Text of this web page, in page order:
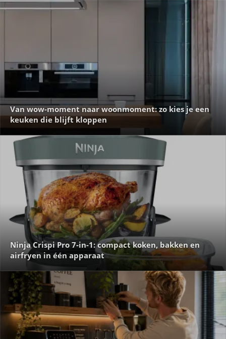
Van wow-moment naar woonmoment: zo kies je een
keuken die blijft kloppen
Ninja Crispi Pro 7-in-1: compact koken, bakken en
airfryen in één apparaat